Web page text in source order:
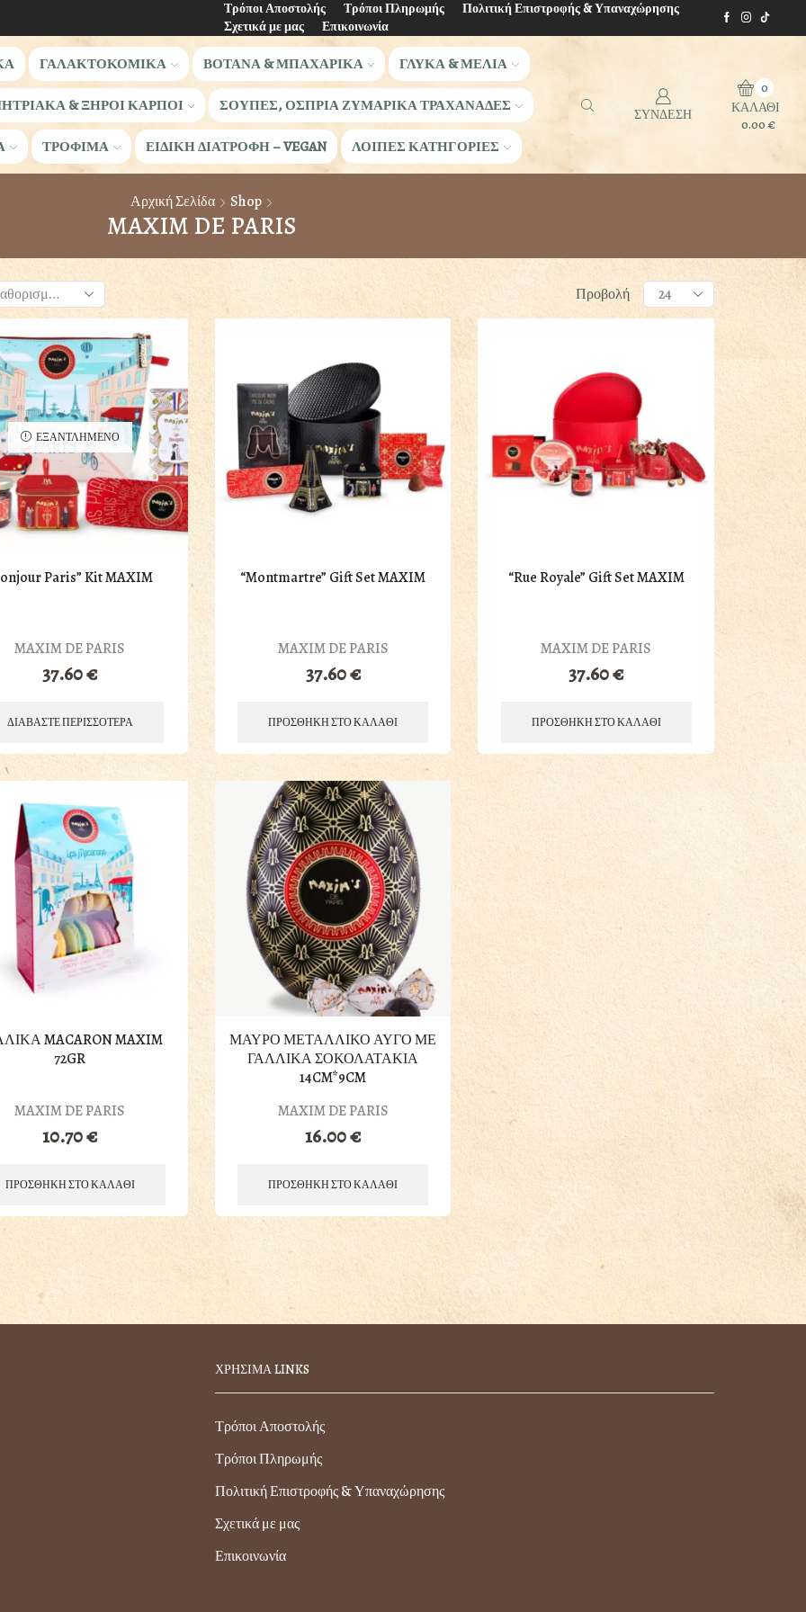
Τρόποι Αποστολής Τρόποι Πληρωμής
Πολιτική Επιστροφής & Υπαναχώρησης
Σχετικά με μας
Επικοινωνία
ΓΑΛΑΚΤΟΚΟΜΙΚΑ ΒΟΤΑΝΑ & ΜΠΑΧΑΡΙΚΑ ΓΛΥΚΑ & ΜΕΛΙΑ
& ΞΗΡΟΙ ΚΑΡΠΟΙ ΣΟΥΠΕΣ, ΟΣΠΡΙΑ ΖΥΜΑΡΙΚΑ ΤΡΑΧΑΝΑΔΕΣ
ΤΡΟΦΙΜΑ ΕΙΔΙΚΗ ΔΙΑΤΡΟΦΗ – VEGAN ΛΟΙΠΕΣ ΚΑΤΗΓΟΡΙΕΣ
ΣΥΝΔΕΣΗ
0
ΚΑΛΑΘΙ
0.00 €
Αρχική Σελίδα Shop
MAXIM DE PARIS
Προβολή
Products
per
ΕΞΑΝΤΛΗΜΕΝΟ
Paris” Kit MAXIM
MAXIM DE PARIS
37.60€
ΔΙΑΒΑΣΤΕ ΠΕΡΙΣΣΟΤΕΡΑ
“Montmartre” Gift Set MAXIM
MAXIM DE PARIS
37.60€
ΠΡΟΣΘΗΚΗ ΣΤΟ ΚΑΛΑΘΙ
“Rue Royale” Gift Set MAXIM
MAXIM DE PARIS
37.60€
ΠΡΟΣΘΗΚΗ ΣΤΟ ΚΑΛΑΘΙ
MACARON MAXIM
72GR
MAXIM DE PARIS
10.70€
ΠΡΟΣΘΗΚΗ ΣΤΟ ΚΑΛΑΘΙ
ΜΑΥΡΟ ΜΕΤΑΛΛΙΚΟ ΑΥΓΟ ΜΕ
ΓΑΛΛΙΚΑ ΣΟΚΟΛΑΤΑΚΙΑ
14CM*9CM
MAXIM DE PARIS
16.00€
ΠΡΟΣΘΗΚΗ ΣΤΟ ΚΑΛΑΘΙ
ΧΡΗΣΙΜΑ LINKS
Τρόποι Αποστολής
Τρόποι Πληρωμής
Πολιτική Επιστροφής & Υπαναχώρησης
Σχετικά με μας
Επικοινωνία